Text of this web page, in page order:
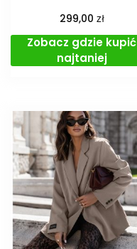
299,00 zł
Zobacz gdzie kupić
najtaniej